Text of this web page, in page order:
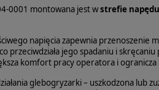
0001 montowana jest wstrefie
napięcia zapewnia przenoszenie
przeciwdziała jego spadaniu i skręcaniu
komfort pracy operatora i ogranicza
glebogryzarki – uszkodzona lub